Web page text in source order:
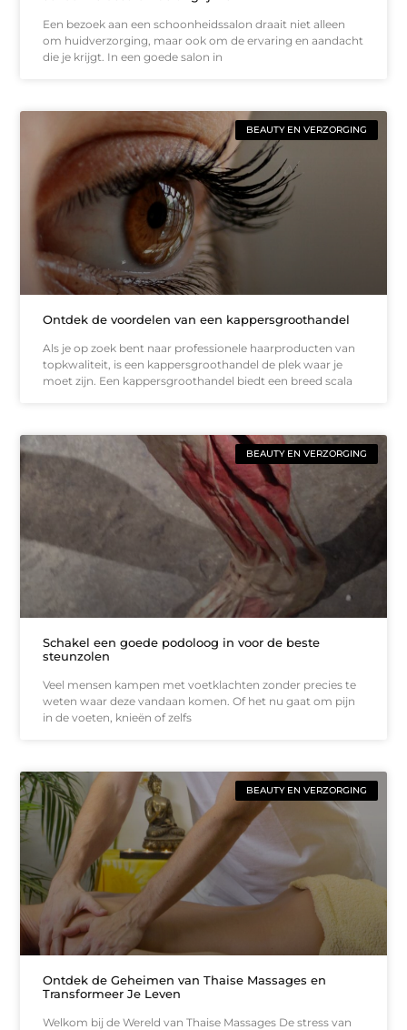
Een bezoek aan een schoonheidssalon draait niet alleen
om huidverzorging, maar ook om de ervaring en aandacht
die je krijgt. In een goede salon in
BEAUTY EN VERZORGING
Ontdek de voordelen van een kappersgroothandel
Als je op zoek bent naar professionele haarproducten van
topkwaliteit, is een kappersgroothandel de plek waar je
moet zijn. Een kappersgroothandel biedt een breed scala
BEAUTY EN VERZORGING
Schakel een goede podoloog in voor de beste
steunzolen
Veel mensen kampen met voetklachten zonder precies te
weten waar deze vandaan komen. Of het nu gaat om pijn
in de voeten, knieën of zelfs
BEAUTY EN VERZORGING
Ontdek de Geheimen van Thaise Massages en
Transformeer Je Leven
Welkom bij de Wereld van Thaise Massages De stress van